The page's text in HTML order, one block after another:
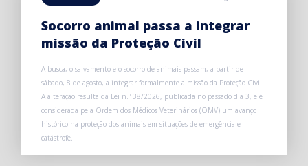
Socorro animal passa a integrar
missão da Proteção Civil
A busca, o salvamento e o socorro de animais passam, a partir de
sábado, 8 de agosto, a integrar formalmente a missão da Proteção Civil.
A alteração resulta da Lei n.º 38/2026, publicada no passado dia 3, e é
considerada pela Ordem dos Médicos Veterinários (OMV) um avanço
histórico na proteção dos animais em situações de emergência e
catástrofe.